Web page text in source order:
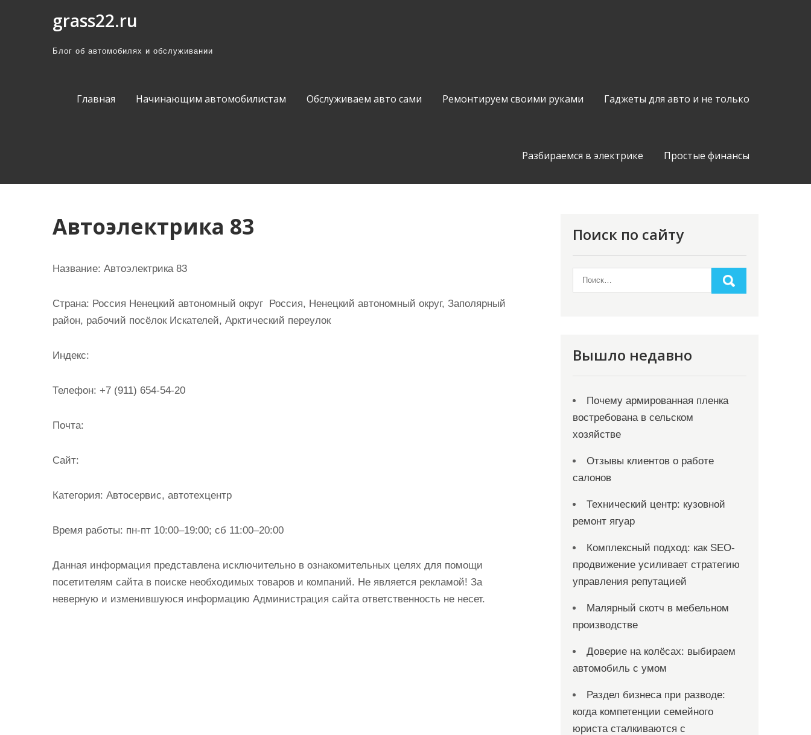
grass22.ru
Блог об автомобилях и обслуживании
Главная Начинающим автомобилистам Обслуживаем авто сами Ремонтируем своими руками Гаджеты для авто и не только
Разбираемся в электрике Простые финансы
Автоэлектрика 83
Название: Автоэлектрика 83
Страна: Россия Ненецкий автономный округ Россия, Ненецкий автономный округ, Заполярный
район, рабочий посёлок Искателей, Арктический переулок
Индекс:
Телефон: +7 (911) 654-54-20
Почта:
Cайт:
Категория: Автосервис, автотехцентр
Время работы: пн-пт 10:00–19:00; сб 11:00–20:00
Данная информация представлена исключительно в ознакомительных целях для помощи
посетителям сайта в поиске необходимых товаров и компаний. Не является рекламой! За
неверную и изменившуюся информацию Администрация сайта ответственность не несет.
Поиск по сайту
Вышло недавно
Почему армированная пленка
востребована в сельском
хозяйстве
Отзывы клиентов о работе
салонов
Технический центр: кузовной
ремонт ягуар
Комплексный подход: как SEO-
продвижение усиливает стратегию
управления репутацией
Малярный скотч в мебельном
производстве
Доверие на колёсах: выбираем
автомобиль с умом
Раздел бизнеса при разводе:
когда компетенции семейного
юриста сталкиваются с